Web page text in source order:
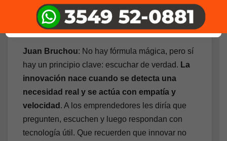
que quieren apostar por los servicios
financieros del futuro?
Juan Bruchou: No hay fórmula mágica, pero sí
hay un principio clave: escuchar de verdad. La
innovación nace cuando se detecta una
necesidad real y se actúa con empatía y
velocidad . A los emprendedores les diría que
pregunten, escuchen y luego respondan con
tecnología útil. Que recuerden que innovar no